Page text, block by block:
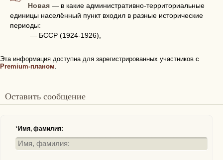
Новая — в какие административно-территориальные
единицы населённый пункт входил в разные исторические
периоды:
— БССР (1924-1926),
Эта информация доступна для зарегистрированных участников с
Premium-планом.
Оставить сообщение
*Имя, фамилия: